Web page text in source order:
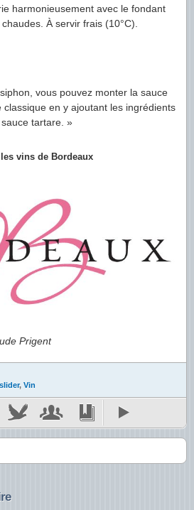
harmonieusement avec le fondant
À servir frais (10°C).
vous pouvez monter la sauce
en y ajoutant les ingrédients
tartare. »
vins de Bordeaux
Prigent
slider, Vin